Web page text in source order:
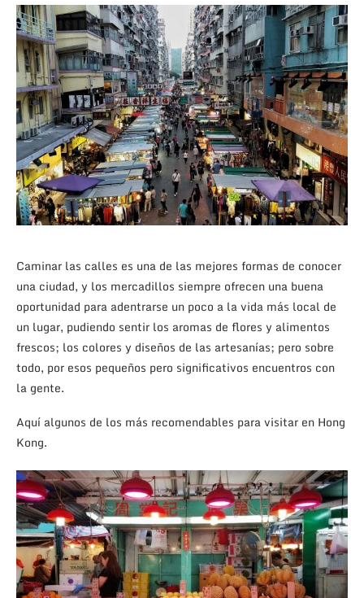
Caminar las calles es una de las mejores formas de conocer
una ciudad, y los mercadillos siempre ofrecen una buena
oportunidad para adentrarse un poco a la vida más local de
un lugar, pudiendo sentir los aromas de flores y alimentos
frescos; los colores y diseños de las artesanías; pero sobre
todo, por esos pequeños pero significativos encuentros con
la gente.
Aquí algunos de los más recomendables para visitar en Hong
Kong.